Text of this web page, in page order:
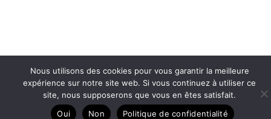
Nous utilisons des cookies pour vous garantir la meilleure
expérience sur notre site web. Si vous continuez à utiliser ce
site, nous supposerons que vous en êtes satisfait.
Oui
Non Politique de confidentialité